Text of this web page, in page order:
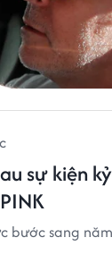
sự kiện
bước sang